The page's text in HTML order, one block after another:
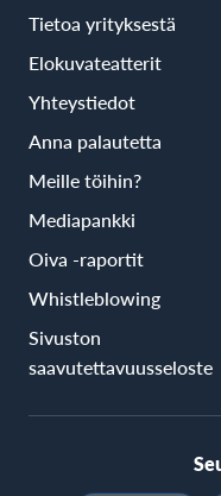
Tietoa yrityksestä
Elokuvateatterit
Yhteystiedot
Anna palautetta
Meille töihin?
Mediapankki
Oiva -raportit
Whistleblowing
Sivuston
saavutettavuusseloste